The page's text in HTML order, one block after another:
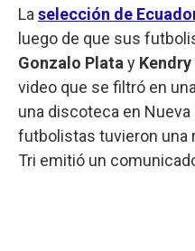
La selección de
luego de que sus
Gonzalo Plata y Kendry
video que se filtró en
una discoteca en Nueva
futbolistas tuvieron una
Tri emitió un